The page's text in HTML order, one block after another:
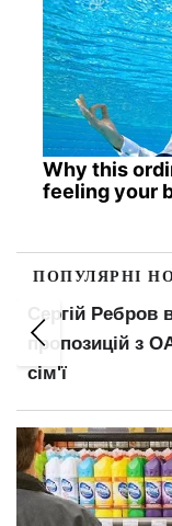
Why this
feeling your
ПОПУЛЯРНІ
заради